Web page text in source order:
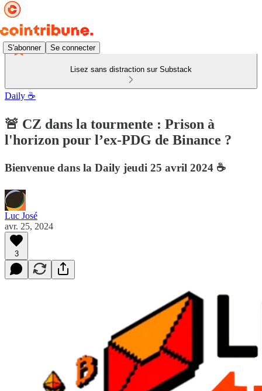
S'abonner Se connecter
Lisez sans distraction sur Substack
Daily ☕
🚨 CZ dans la tourmente : Prison à
l'horizon pour l’ex-PDG de Binance ?
Bienvenue dans la Daily jeudi 25 avril 2024 ☕️
Luc José
avr. 25, 2024
3